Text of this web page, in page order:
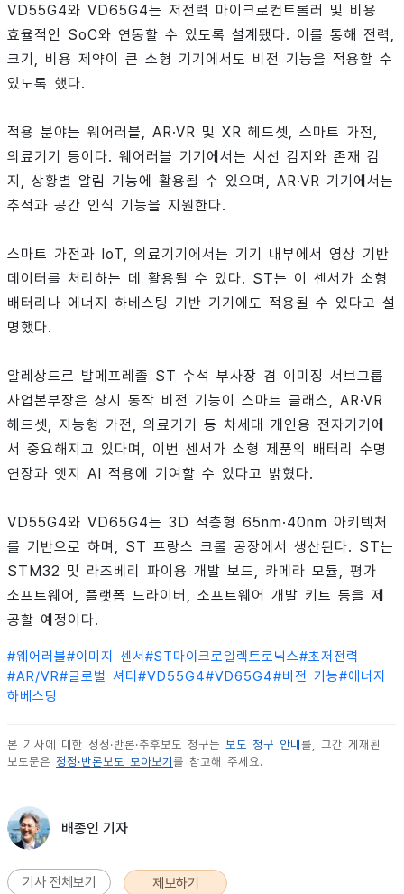
VD55G4와 VD65G4는 저전력 마이크로컨트롤러 및 비용
효율적인 SoC와 연동할 수 있도록 설계됐다. 이를 통해 전력,
크기, 비용 제약이 큰 소형 기기에서도 비전 기능을 적용할 수
있도록 했다.
적용 분야는 웨어러블, AR·VR 및 XR 헤드셋, 스마트 가전,
의료기기 등이다. 웨어러블 기기에서는 시선 감지와 존재 감
지, 상황별 알림 기능에 활용될 수 있으며, AR·VR 기기에서는
추적과 공간 인식 기능을 지원한다.
스마트 가전과 IoT, 의료기기에서는 기기 내부에서 영상 기반
데이터를 처리하는 데 활용될 수 있다. ST는 이 센서가 소형
배터리나 에너지 하베스팅 기반 기기에도 적용될 수 있다고 설
명했다.
알레상드르 발메프레졸 ST 수석 부사장 겸 이미징 서브그룹
사업본부장은 상시 동작 비전 기능이 스마트 글래스, AR·VR
헤드셋, 지능형 가전, 의료기기 등 차세대 개인용 전자기기에
서 중요해지고 있다며, 이번 센서가 소형 제품의 배터리 수명
연장과 엣지 AI 적용에 기여할 수 있다고 밝혔다.
VD55G4와 VD65G4는 3D 적층형 65nm·40nm 아키텍처
를 기반으로 하며, ST 프랑스 크롤 공장에서 생산된다. ST는
STM32 및 라즈베리 파이용 개발 보드, 카메라 모듈, 평가
소프트웨어, 플랫폼 드라이버, 소프트웨어 개발 키트 등을 제
공할 예정이다.
#웨어러블#이미지 센서 #ST마이크로일렉트로닉스#초저전력
#AR/VR#글로벌 셔터 #VD55G4#VD65G4#비전 기능#에너지
하베스팅
본 기사에 대한 정정·반론·추후보도 청구는 보도 청구 안내 를, 그간 게재된
보도문은 정정·반론보도 모아보기 를 참고해 주세요.
배종인 기자
기사 전체보기 제보하기